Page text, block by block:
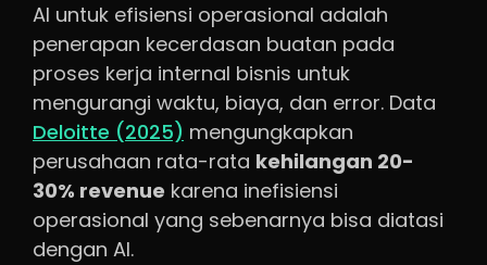
AI untuk efisiensi operasional adalah
penerapan kecerdasan buatan pada
proses kerja internal bisnis untuk
mengurangi waktu, biaya, dan error. Data
Deloitte (2025) mengungkapkan
perusahaan rata-rata kehilangan 20-
30% revenue karena inefisiensi
operasional yang sebenarnya bisa diatasi
dengan AI.